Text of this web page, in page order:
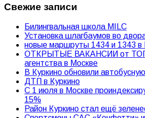
Свежие записи
Билингвальная школа MILC
Установка шлагбаумов во
новые маршруты 1434 и 1343 в
ОТКРЫТЫЕ ВАКАНСИИ от
агентства в Москве
В Куркино обновили
ДТП в Куркино
С 1 июля в Москве
15%
Район Куркино стал ещё